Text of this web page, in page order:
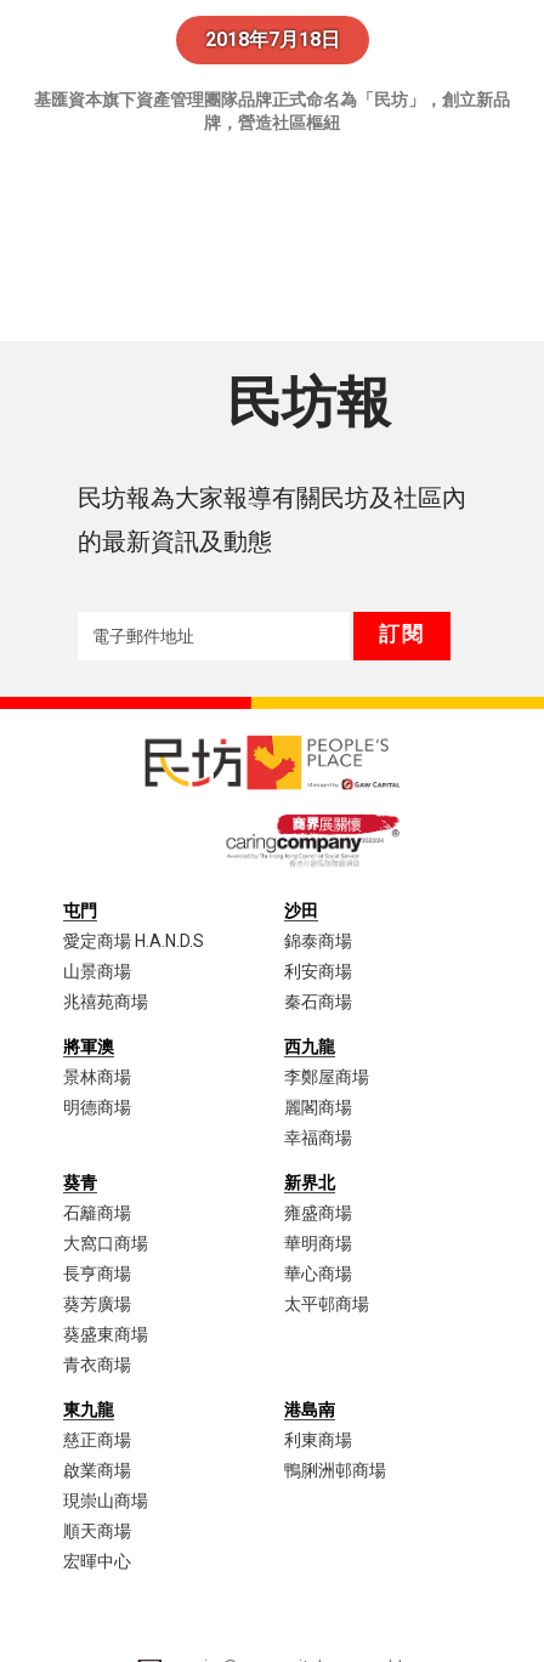
2018年7月18日​
基匯資本旗下資產管理團隊品牌正式命名為「民坊」，創立新品
牌，營造社區樞紐
民坊報
民坊報為大家報導有關民坊及社區內
的最新資訊及動態
屯門
愛定商場 H.A.N.D.S
山景商場
兆禧苑商場
沙田
錦泰商場
利安商場
秦石商場
將軍澳
景林商場
明德商場
西九龍
李鄭屋商場​
麗閣商場
幸福商場
葵青
石籬商場
大窩口商場​
長亨商場
葵芳廣場
葵盛東商場
青衣商場​
新界北
雍盛商場
華明商場
華心商場
太平邨商場
東九龍
慈正商場​
啟業商場​
現崇山商場​
順天商場​
宏暉中心
港島南
利東商場
鴨脷洲邨商場